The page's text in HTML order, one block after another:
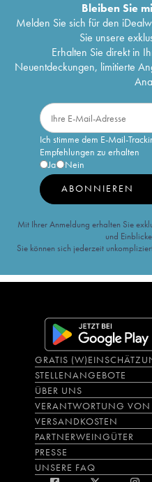
Bleiben Sie
Melden Sie sich für den
Sie unsere
Erhalten Sie direkt in
Neuentdeckungen, limitierte
Ich stimme dem E-Mail-
Empfehlungen zu erhalten
Ja
Nein
ABONNIEREN
Mit Ihrer Anmeldung erhalten Sie
und
Sie können sich jederzeit
GRATIS
STELLENANGEBOTE
ÜBER UNS
VERANTWORTUNG
VERSANDKOSTEN
PARTNERWEINGÜTER
PRESSE
UNSERE FAQ